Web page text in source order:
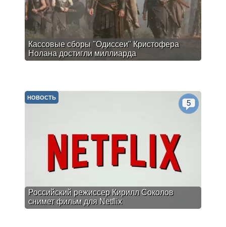
Кассовые сборы "Одиссеи" Кристофера
Нолана достигли миллиарда
Российский режиссер Кирилл Соколов
снимет фильм для Netflix
НОВОСТЬ
5